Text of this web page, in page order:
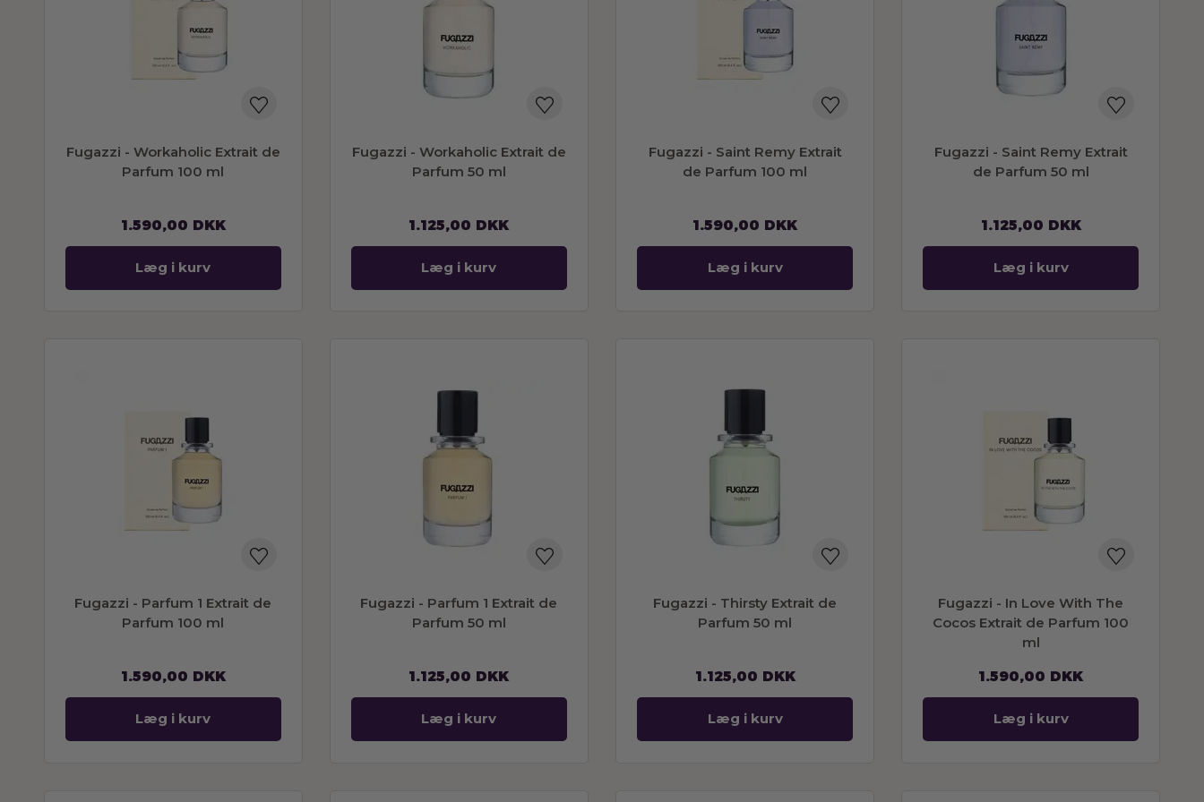
Fugazzi - Workaholic Extrait de
Parfum 100 ml
1.590,00 DKK
Læg i kurv
Fugazzi - Workaholic Extrait de
Parfum 50 ml
1.125,00 DKK
Læg i kurv
Fugazzi - Saint Remy Extrait
de Parfum 100 ml
1.590,00 DKK
Læg i kurv
Fugazzi - Saint Remy Extrait
de Parfum 50 ml
1.125,00 DKK
Læg i kurv
Fugazzi - Parfum 1 Extrait de
Parfum 100 ml
1.590,00 DKK
Læg i kurv
Fugazzi - Parfum 1 Extrait de
Parfum 50 ml
1.125,00 DKK
Læg i kurv
Fugazzi - Thirsty Extrait de
Parfum 50 ml
1.125,00 DKK
Læg i kurv
Fugazzi - In Love With The
Cocos Extrait de Parfum 100
ml
1.590,00 DKK
Læg i kurv